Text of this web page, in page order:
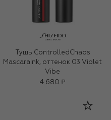
Тушь ControlledChaos
MascaraInk, оттенок 03 Violet
Vibe
4 680 ₽